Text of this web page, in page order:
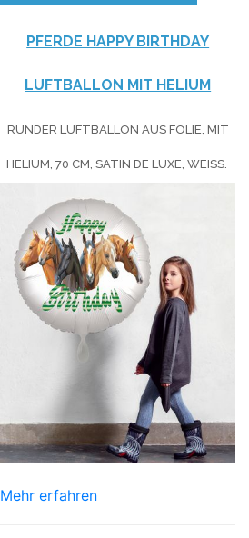
PFERDE HAPPY BIRTHDAY
LUFTBALLON MIT HELIUM
RUNDER LUFTBALLON AUS FOLIE, MIT
HELIUM, 70 CM, SATIN DE LUXE, WEISS.
Mehr erfahren